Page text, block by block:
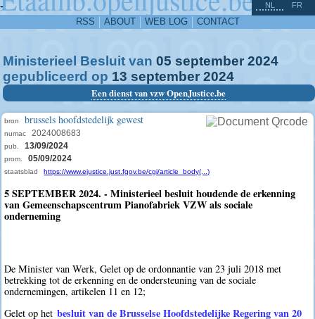
-
RSS ABOUT WEB LOG CONTACT
NL FR
Ministerieel Besluit van 05 september 2024
gepubliceerd op 13 september 2024
Een dienst van vzw OpenJustice.be
bron brussels hoofdstedelijk gewest
numac 2024008683
pub. 13/09/2024
prom. 05/09/2024
staatsblad https://www.ejustice.just.fgov.be/cgi/article_body(...)
5 SEPTEMBER 2024. - Ministerieel besluit houdende de erkenning
van Gemeenschapscentrum Pianofabriek VZW als sociale
onderneming
De Minister van Werk, Gelet op de ordonnantie van 23 juli 2018 met
betrekking tot de erkenning en de ondersteuning van de sociale
ondernemingen, artikelen 11 en 12;
Gelet op het besluit van de Brusselse Hoofdstedelijke Regering van 20
^